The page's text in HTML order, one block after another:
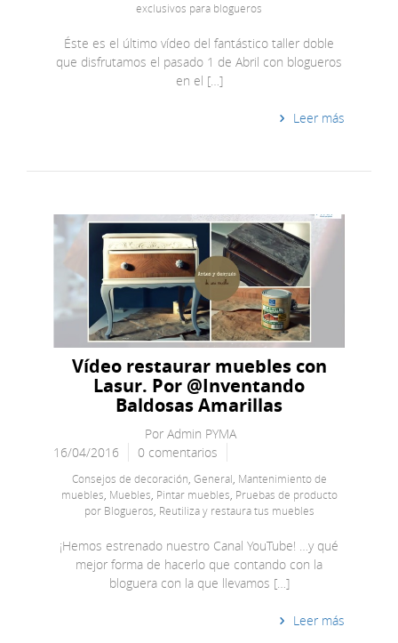
exclusivos para blogueros
Éste es el último vídeo del fantástico taller doble
que disfrutamos el pasado 1 de Abril con blogueros
en el […]
Leer más
Vídeo restaurar muebles con
Lasur. Por @Inventando
Baldosas Amarillas
Por Admin PYMA
16/04/2016
0 comentarios
Consejos de decoración General Mantenimiento de
muebles Muebles Pintar muebles Pruebas de producto
por Blogueros Reutiliza y restaura tus muebles
¡Hemos estrenado nuestro Canal YouTube! …y qué
mejor forma de hacerlo que contando con la
bloguera con la que llevamos […]
Leer más